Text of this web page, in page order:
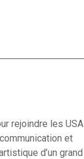
rejoindre les USA
et
d’un grand